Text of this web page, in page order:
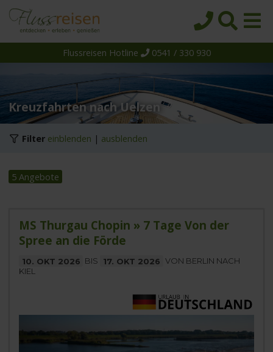
Reiseziele
Themen
Reedereien
Schiffe
Suche
Flussreisen Hotline 0541 / 330 930
Kreuzfahrten nach Uelzen
Filter einblenden | ausblenden
5 Angebote
MS Thurgau Chopin » 7 Tage Von der
Spree an die Förde
10. OKT 2026 BIS 17. OKT 2026 VON BERLIN NACH
KIEL